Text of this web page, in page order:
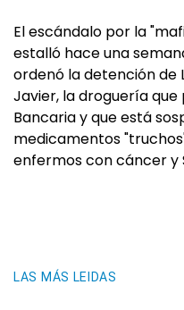
El escándalo por la
estalló hace una
ordenó la detención de
Javier, la droguería
Bancaria y que está
medicamentos
enfermos con cáncer y
LAS MÁS LEIDAS